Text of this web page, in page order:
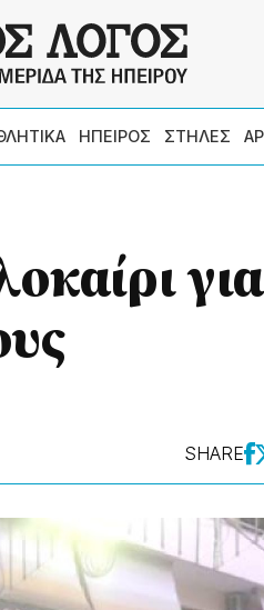
ΗΠΕΙΡΟΣ ΣΤΗΛΕΣ
για
SHARE